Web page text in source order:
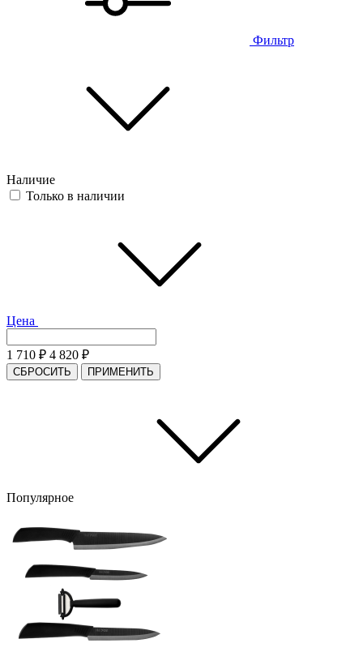
Фильтр
Наличие
Только в наличии
Цена
1 710 ₽ 4 820 ₽
СБРОСИТЬ ПРИМЕНИТЬ
Популярное